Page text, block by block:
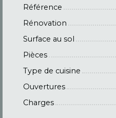
Référence
Rénovation
Surface au sol
Pièces
Type de cuisine
Ouvertures
Charges